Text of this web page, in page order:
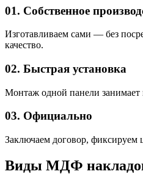
01. Собственное
Изготавливаем сами — без
качество.
02. Быстрая установка
Монтаж одной панели занимает
03. Официально
Заключаем договор, фиксируем
Виды МДФ